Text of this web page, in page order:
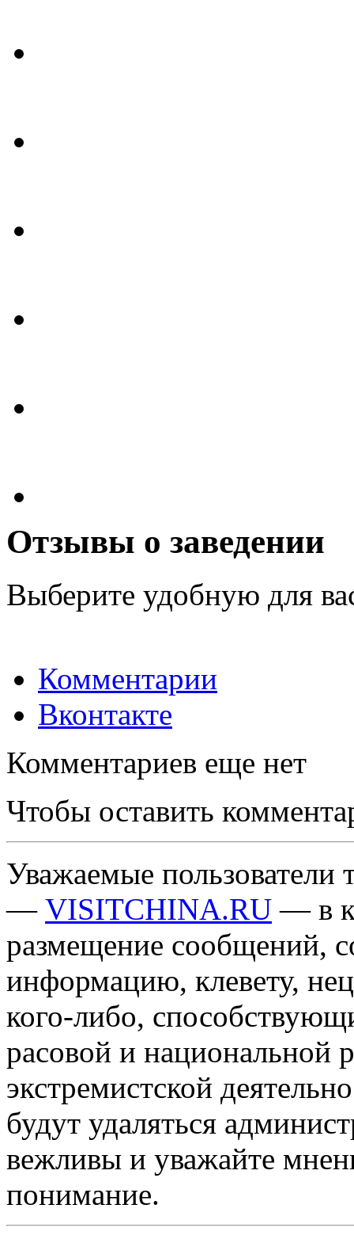
Отзывы о заведении
Выберите удобную для
Комментарии
Вконтакте
Комментариев еще нет
Чтобы оставить
Уважаемые пользователи
— VISITCHINA.RU — в
размещение сообщений,
информацию, клевету,
кого-либо,
расовой и национальной
экстремистской
будут удаляться
вежливы и уважайте
понимание.